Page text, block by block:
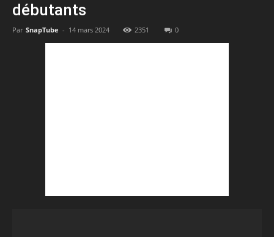
débutants
Par SnapTube - 14 mars 2024 2351 0